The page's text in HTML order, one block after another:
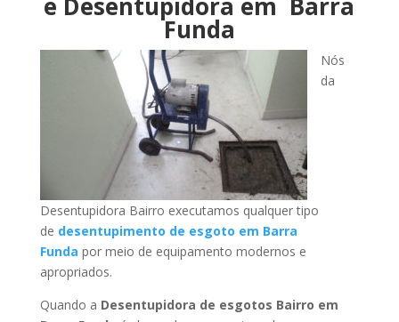
Funda
Nós
da
Desentupidora Bairro executamos qualquer tipo
de desentupimento de esgoto em Barra
Funda por meio de equipamento modernos e
apropriados.
Quando a Desentupidora de esgotos Bairro em